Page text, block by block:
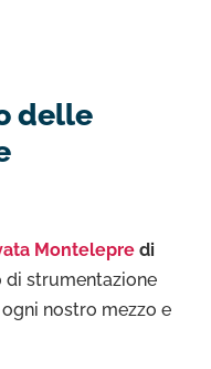
delle
Montelepre di
di strumentazione
nostro mezzo e